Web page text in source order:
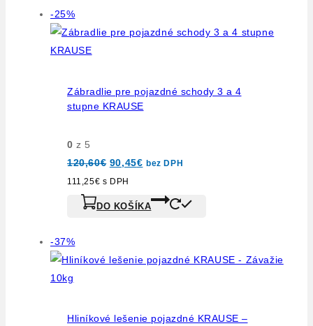
-25%Výrobok
na
predaj
Zábradlie pre pojazdné schody 3 a 4
stupne KRAUSE
0 z 5
120,60€ Pôvodná
cena
bola:
90,45€Aktuálna
cena
bez DPH
111,25€ s DPH
DO KOŠÍKA
-37%Výrobok
na
Hliníkové lešenie pojazdné KRAUSE –